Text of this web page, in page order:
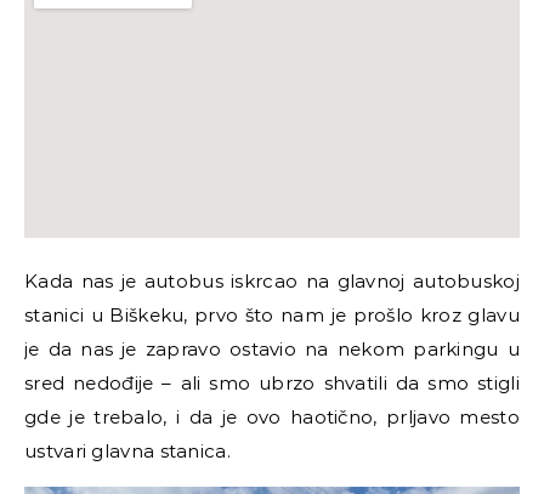
Kada nas je autobus iskrcao na glavnoj autobuskoj
stanici u Biškeku, prvo što nam je prošlo kroz glavu
je da nas je zapravo ostavio na nekom parkingu u
sred nedođije – ali smo ubrzo shvatili da smo stigli
gde je trebalo, i da je ovo haotično, prljavo mesto
ustvari glavna stanica.